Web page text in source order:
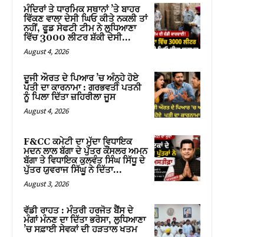
ਮੰਦਿਰਾਂ ਤੇ ਧਾਰਮਿਕ ਸਥਾਨਾਂ ’ਤੇ ਬਾਹਰ
ਵਿੱਕਣ ਵਾਲਾ ਦੇਸੀ ਘਿਓ ਕੀਤੇ ਨਕਲੀ ਤਾਂ
ਨਹੀਂ, ਫੂਡ ਸੇਫਟੀ ਟੀਮ ਨੇ ਲੁਧਿਆਣਾ
ਵਿੱਚ 3000 ਲੀਟਰ ਸ਼ੱਕੀ ਦੇਸੀ...
August 4, 2026
ਦੂਜੀ ਔਰਤ ਦੇ ਪਿਆਰ ’ਚ ਅੰਨ੍ਹੇ ਹੋਏ
ਪਤੀ ਦਾ ਕਾਰਨਾਮਾ : ਗਰਭਵਤੀ ਪਤਨੀ
ਨੂੰ ਪਿਲਾ ਦਿੱਤਾ ਜ਼ਹਿਰੀਲਾ ਜੂਸ
August 4, 2026
F&CC ਕਮੇਟੀ ਦਾ ਮੁੱਦਾ ਵਿਧਾਇਕ
ਮਦਨ ਲਾਲ ਬੱਗਾ ਦੇ ਪੁੱਤਰ ਕੌਂਸਲਰ ਅਮਨ
ਬੱਗਾ ਤੇ ਵਿਧਾਇਕ ਕੁਲਵੰਤ ਸਿੰਘ ਸਿੱਧੂ ਦੇ
ਪੁੱਤਰ ਯੁਵਰਾਜ ਸਿੱਘੂ ਨੇ ਦਿੱਤਾ...
August 3, 2026
ਵੱਡੀ ਰਾਹਤ : ਮੰਤਰੀ ਹਰਜੋਤ ਬੈਂਸ ਦੇ
ਮੰਗਾਂ ਮੰਨਣ ਦਾ ਦਿੱਤਾ ਭਰੋਸਾ, ਲੁਧਿਆਣਾ
’ਚ ਸਫ਼ਾਈ ਸੇਵਕਾਂ ਦੀ ਹੜਤਾਲ ਖਤਮ